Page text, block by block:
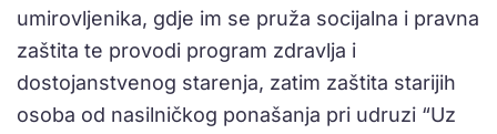
umirovljenika, gdje im se pruža socijalna i pravna
zaštita te provodi program zdravlja i
dostojanstvenog starenja, zatim zaštita starijih
osoba od nasilničkog ponašanja pri udruzi “Uz